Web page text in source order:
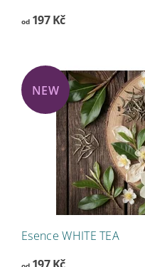
od197 Kč
NEW
Esence WHITE TEA